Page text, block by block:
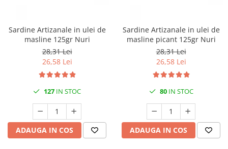
Sardine Artizanale in ulei de
masline 125gr Nuri
28,31 Lei
26,58 Lei
127 IN STOC
ADAUGA IN COS
Sardine Artizanale in ulei de
masline picant 125gr Nuri
28,31 Lei
26,58 Lei
80IN STOC
ADAUGA IN COS